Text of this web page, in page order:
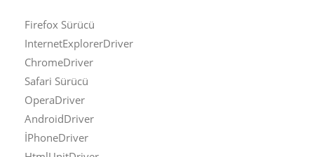
Firefox Sürücü
InternetExplorerDriver
ChromeDriver
Safari Sürücü
OperaDriver
AndroidDriver
İPhoneDriver